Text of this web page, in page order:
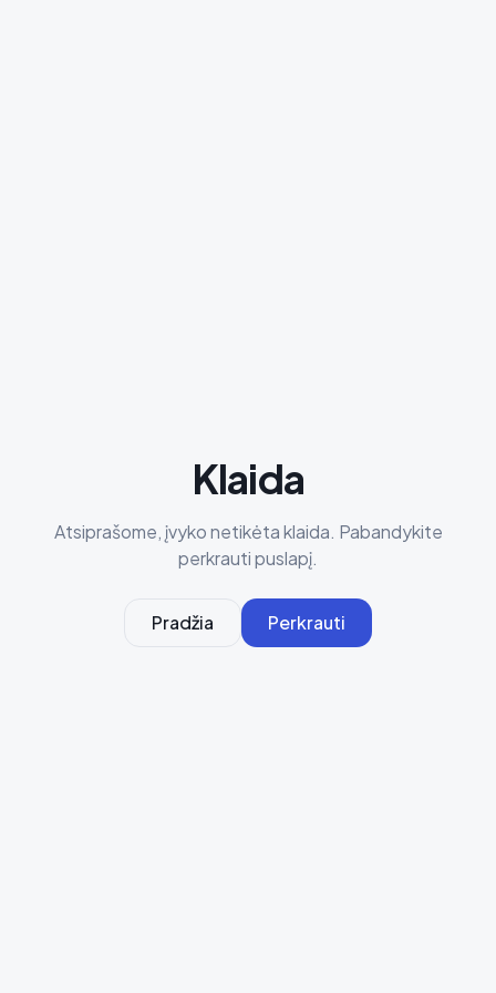
Klaida
Atsiprašome, įvyko netikėta klaida. Pabandykite
perkrauti puslapį.
Pradžia Perkrauti